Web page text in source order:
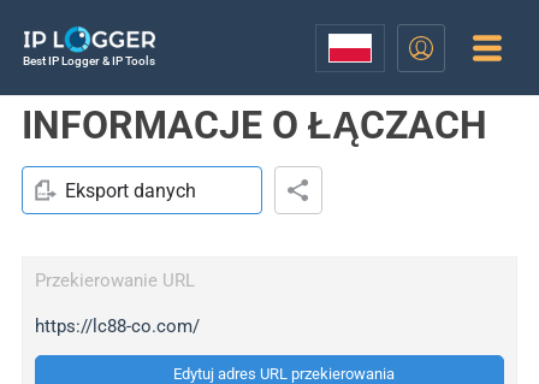
Best IP Logger & IP Tools
INFORMACJE O ŁĄCZACH
Eksport danych
Przekierowanie URL
https://lc88-co.com/
Edytuj adres URL przekierowania